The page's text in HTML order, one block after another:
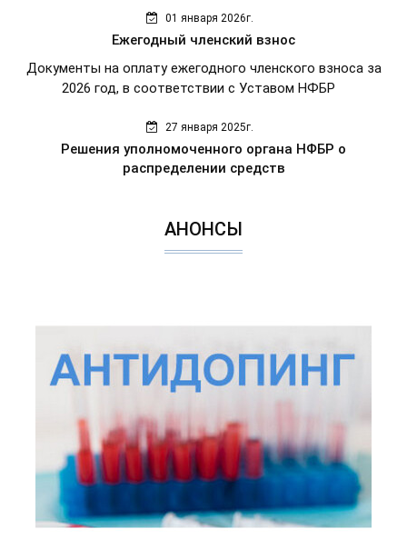
01 января 2026г.
Ежегодный членский взнос
Документы на оплату ежегодного членского взноса за
2026 год, в соответствии с Уставом НФБР
27 января 2025г.
Решения уполномоченного органа НФБР о
распределении средств
АНОНСЫ